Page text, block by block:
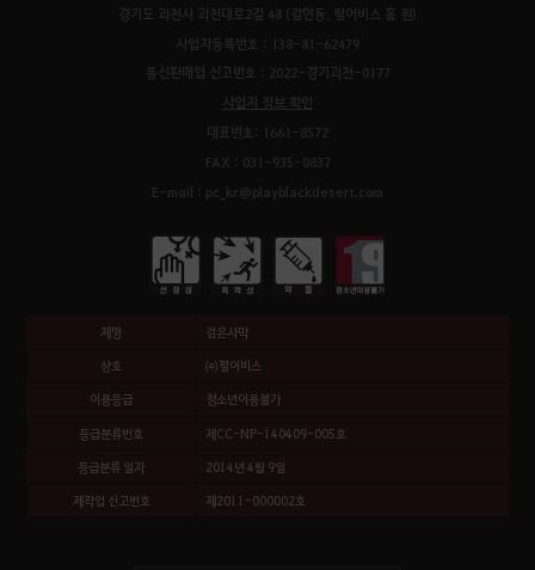
경기도 과천시 과천대로2길 48 (갈현동, 펄어비스 홈 원)
사업자등록번호 : 138-81-62479
통신판매업 신고번호 : 2022-경기과천-0177
사업자 정보 확인
대표번호: 1661-8572
FAX : 031-935-0837
E-mail : pc_kr@playblackdesert.com
제명 검은사막
상호 ㈜펄어비스
이용등급 청소년이용불가
등급분류번호 제CC-NP-140409-005호
등급분류 일자 2014년 4월 9일
제작업 신고번호 제2011-000002호